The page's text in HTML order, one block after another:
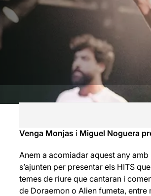
Venga Monjas i Miguel Noguera
Anem a acomiadar aquest any
s’ajunten per presentar els HITS
temes de riure que cantaran i
de Doraemon o Alien fumeta, entre